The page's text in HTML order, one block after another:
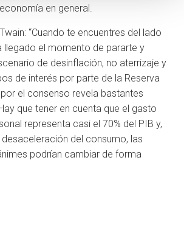
en general.
“Cuando te encuentres del lado
llegado el momento de pararte y
de desinflación, no aterrizaje y
de interés por parte de la Reserva
el consenso revela bastantes
que tener en cuenta que el gasto
representa casi el 70% del PIB y,
del consumo, las
podrían cambiar de forma